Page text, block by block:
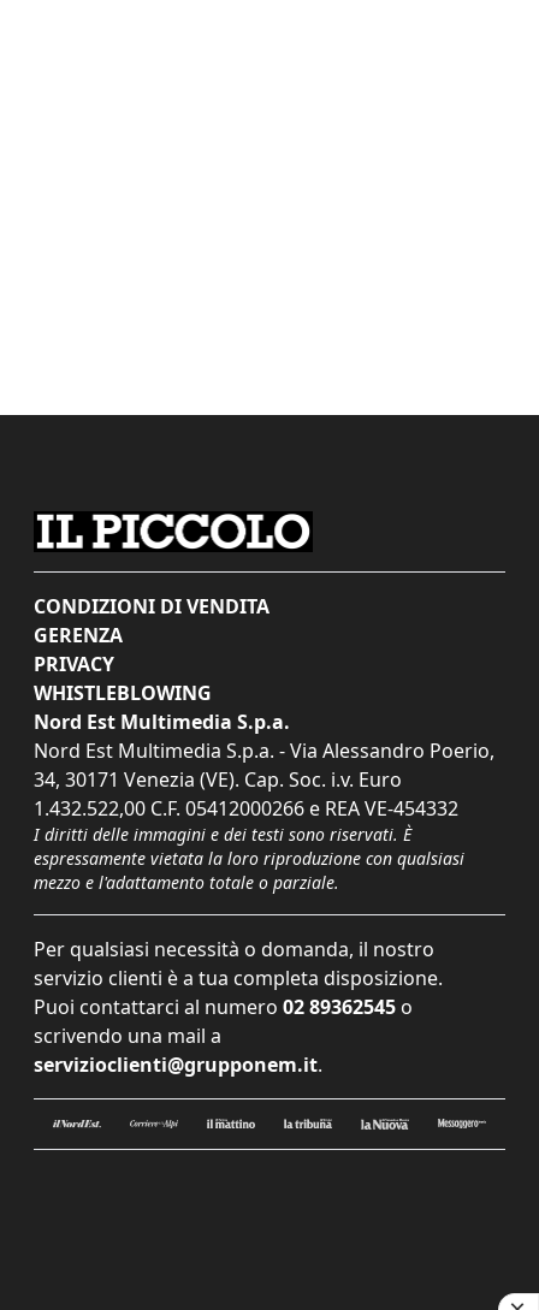
CONDIZIONI DI VENDITA
GERENZA
PRIVACY
WHISTLEBLOWING
Nord Est Multimedia S.p.a.
Nord Est Multimedia S.p.a. - Via Alessandro Poerio,
34, 30171 Venezia (VE). Cap. Soc. i.v. Euro
1.432.522,00 C.F. 05412000266 e REA VE-454332
I diritti delle immagini e dei testi sono riservati. È
espressamente vietata la loro riproduzione con qualsiasi
mezzo e l'adattamento totale o parziale.
Per qualsiasi necessità o domanda, il nostro
servizio clienti è a tua completa disposizione.
Puoi contattarci al numero 02 89362545 o
scrivendo una mail a
servizioclienti@grupponem.it.